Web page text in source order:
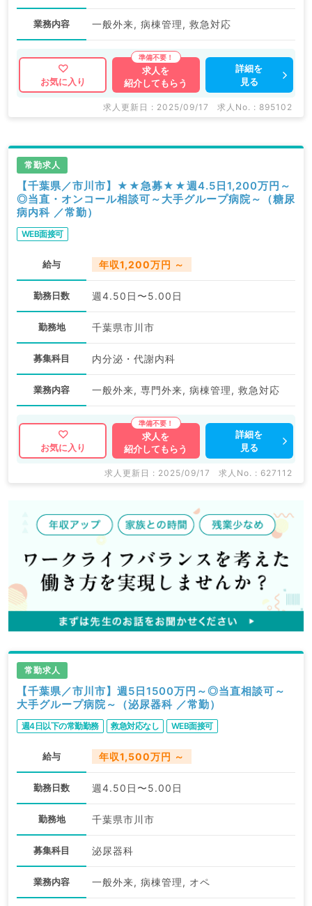
業務内容 一般外来, 病棟管理, 救急対応
お気に入り
求人を
紹介してもらう
詳細を
見る
求人更新日 : 2025/09/17 求人No. : 895102
常勤求人
【千葉県／市川市】★★急募★★週4.5日1,200万円～
◎当直・オンコール相談可～大手グループ病院～（糖尿
病内科 ／常勤）
WEB面接可
給与 年収1,200万円 ～
勤務日数 週4.50日〜5.00日
勤務地 千葉県市川市
募集科目 内分泌・代謝内科
業務内容 一般外来, 専門外来, 病棟管理, 救急対応
お気に入り
求人を
紹介してもらう
詳細を
見る
求人更新日 : 2025/09/17 求人No. : 627112
常勤求人
【千葉県／市川市】週5日1500万円～◎当直相談可～
大手グループ病院～（泌尿器科 ／常勤）
週4日以下の常勤勤務 救急対応なし WEB面接可
給与 年収1,500万円 ～
勤務日数 週4.50日〜5.00日
勤務地 千葉県市川市
募集科目 泌尿器科
業務内容 一般外来, 病棟管理, オペ